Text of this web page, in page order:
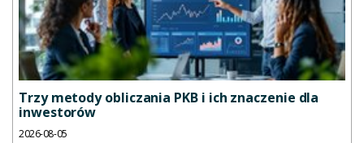
Trzy metody obliczania PKB i ich znaczenie dla
inwestorów
2026-08-05